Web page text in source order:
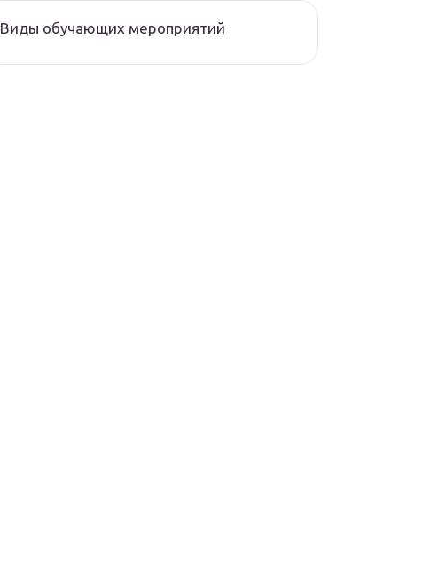
Виды обучающих мероприятий